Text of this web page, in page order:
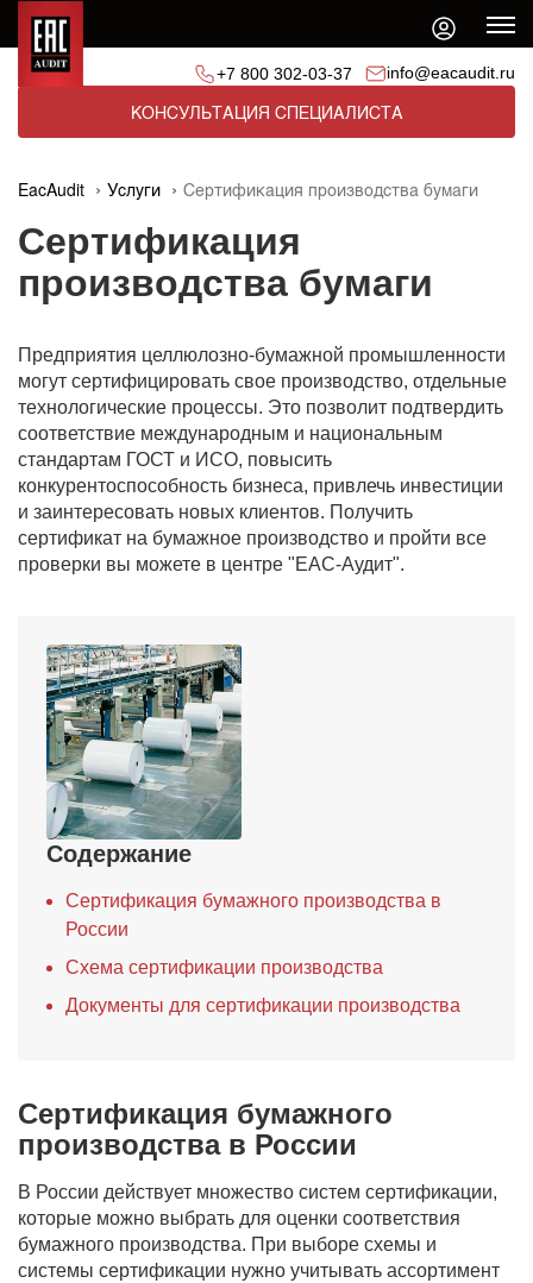
+7 800 302-03-37 info@eacaudit.ru
КОНСУЛЬТАЦИЯ СПЕЦИАЛИСТА
EacAudit Услуги Сертификация производства бумаги
Сертификация
производства бумаги
Предприятия целлюлозно-бумажной промышленности
могут сертифицировать свое производство, отдельные
технологические процессы. Это позволит подтвердить
соответствие международным и национальным
стандартам ГОСТ и ИСО, повысить
конкурентоспособность бизнеса, привлечь инвестиции
и заинтересовать новых клиентов. Получить
сертификат на бумажное производство и пройти все
проверки вы можете в центре "ЕАС-Аудит".
Содержание
Сертификация бумажного производства в
России
Схема сертификации производства
Документы для сертификации производства
Сертификация бумажного
производства в России
В России действует множество систем сертификации,
которые можно выбрать для оценки соответствия
бумажного производства. При выборе схемы и
системы сертификации нужно учитывать ассортимент